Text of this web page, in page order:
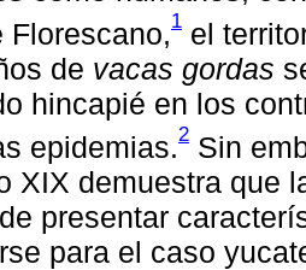
Florescano,1 el
de vacas gordas
hincapié en los
epidemias.2 Sin
XIX demuestra que
presentar
para el caso